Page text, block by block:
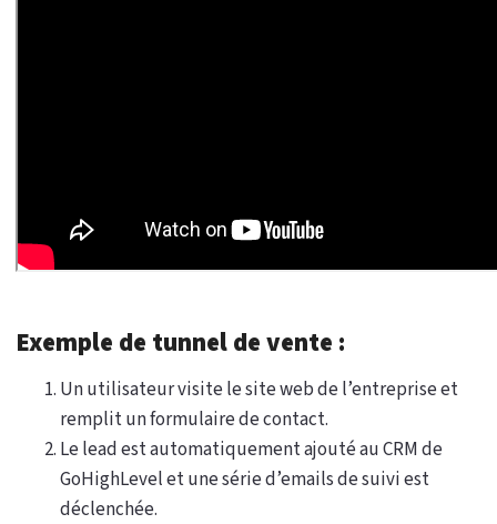
Exemple de tunnel de vente :
Un utilisateur visite le site web de l’entreprise et
remplit un formulaire de contact.
Le lead est automatiquement ajouté au CRM de
GoHighLevel et une série d’emails de suivi est
déclenchée.